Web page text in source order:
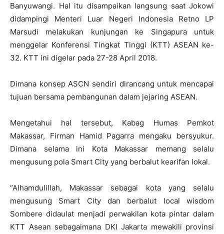
Banyuwangi. Hal itu disampaikan langsung saat Jokowi
didampingi Menteri Luar Negeri Indonesia Retno LP
Marsudi melakukan kunjungan ke Singapura untuk
menggelar Konferensi Tingkat Tinggi (KTT) ASEAN ke-
32. KTT ini digelar pada 27-28 April 2018.
Dimana konsep ASCN sendiri dirancang untuk mencapai
tujuan bersama pembangunan dalam jejaring ASEAN.
Mengetahui hal tersebut, Kabag Humas Pemkot
Makassar, Firman Hamid Pagarra mengaku bersyukur.
Dimana selama ini Kota Makassar memang selalu
mengusung pola Smart City yang berbalut kearifan lokal.
“Alhamdulillah, Makassar sebagai kota yang selalu
mengusung Smart City dan berbalut local wisdom
Sombere didaulat menjadi perwakilan kota pintar dalam
KTT Asean sebagaimana DKI Jakarta mewakili provinsi